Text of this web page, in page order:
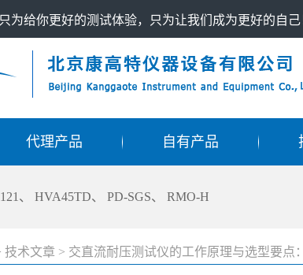
为给你更好的测试体验，只为让我们成为更好的自己
代理产品 自有产品
、 HVA45TD、 PD-SGS、 RMO-H
技术文章 > 交直流耐压测试仪的工作原理与选型要点